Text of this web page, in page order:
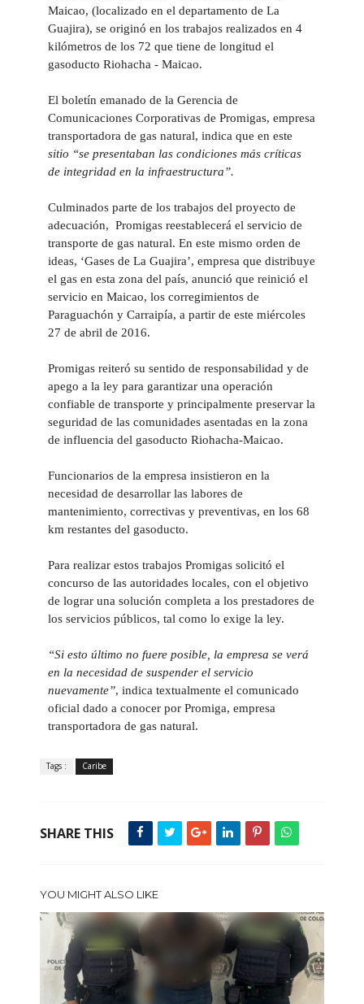
Maicao, (localizado en el departamento de La
Guajira), se originó en los trabajos realizados en 4
kilómetros de los 72 que tiene de longitud el
gasoducto Riohacha - Maicao.
El boletín emanado de la Gerencia de
Comunicaciones Corporativas de Promigas, empresa
transportadora de gas natural, indica que en este
sitio “se presentaban las condiciones más críticas
de integridad en la infraestructura”.
Culminados parte de los trabajos del proyecto de
adecuación, Promigas reestablecerá el servicio de
transporte de gas natural. En este mismo orden de
ideas, ‘Gases de La Guajira’, empresa que distribuye
el gas en esta zona del país, anunció que reinició el
servicio en Maicao, los corregimientos de
Paraguachón y Carraipía, a partir de este miércoles
27 de abril de 2016.
Promigas reiteró su sentido de responsabilidad y de
apego a la ley para garantizar una operación
confiable de transporte y principalmente preservar la
seguridad de las comunidades asentadas en la zona
de influencia del gasoducto Riohacha-Maicao.
Funcionarios de la empresa insistieron en la
necesidad de desarrollar las labores de
mantenimiento, correctivas y preventivas, en los 68
km restantes del gasoducto.
Para realizar estos trabajos Promigas solicitó el
concurso de las autoridades locales, con el objetivo
de lograr una solución completa a los prestadores de
los servicios públicos, tal como lo exige la ley.
“Si esto último no fuere posible, la empresa se verá
en la necesidad de suspender el servicio
nuevamente”, indica textualmente el comunicado
oficial dado a conocer por Promiga, empresa
transportadora de gas natural.
Tags : Caribe
SHARE THIS
YOU MIGHT ALSO LIKE